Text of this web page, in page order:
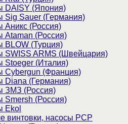
DAISY (Япония)
Sig Sauer (Германия)
Аникс (Россия)
Ataman (Россия)
BLOW (Турция)
SWISS ARMS (Швейцария)
Stoeger (Италия)
Cybergun (Франция)
Diana (Германия)
ЗМЗ (Россия)
Smersh (Россия)
Ekol
винтовки, насосы PCP